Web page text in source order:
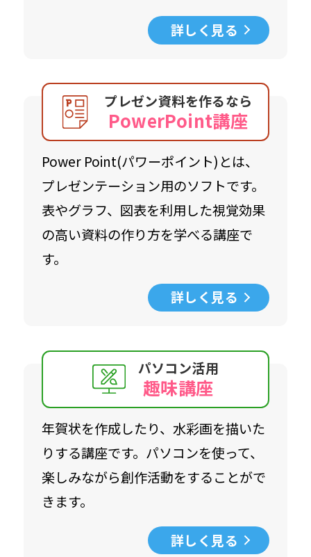
詳しく見る
プレゼン資料を作るなら
PowerPoint講座
Power Point(パワーポイント)とは、
プレゼンテーション用のソフトです。
表やグラフ、図表を利用した視覚効果
の高い資料の作り方を学べる講座で
す。
詳しく見る
パソコン活用
趣味講座
年賀状を作成したり、水彩画を描いた
りする講座です。パソコンを使って、
楽しみながら創作活動をすることがで
きます。
詳しく見る